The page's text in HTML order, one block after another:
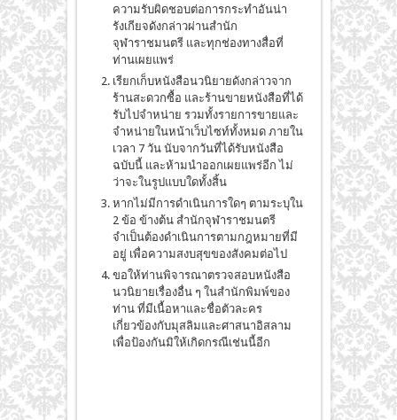
ความรับผิดชอบต่อการกระทำอันน่า
รังเกียจดังกล่าวผ่านสำนัก
จุฬาราชมนตรี และทุกช่องทางสื่อที่
ท่านเผยแพร่
เรียกเก็บหนังสือนวนิยายดังกล่าวจาก
ร้านสะดวกซื้อ และร้านขายหนังสือที่ได้
รับไปจำหน่าย รวมทั้งรายการขายและ
จำหน่ายในหน้าเว็บไซท์ทั้งหมด ภายใน
เวลา 7 วัน นับจากวันที่ได้รับหนังสือ
ฉบับนี้ และห้ามนำออกเผยแพร่อีก ไม่
ว่าจะในรูปแบบใดทั้งสิ้น
หากไม่มีการดำเนินการใดๆ ตามระบุใน
2 ข้อ ข้างต้น สำนักจุฬาราชมนตรี
จำเป็นต้องดำเนินการตามกฎหมายที่มี
อยู่ เพื่อความสงบสุขของสังคมต่อไป
ขอให้ท่านพิจารณาตรวจสอบหนังสือ
นวนิยายเรื่องอื่น ๆ ในสำนักพิมพ์ของ
ท่าน ที่มีเนื้อหาและชื่อตัวละคร
เกี่ยวข้องกับมุสลิมและศาสนาอิสลาม
เพื่อป้องกันมิให้เกิดกรณีเช่นนี้อีก